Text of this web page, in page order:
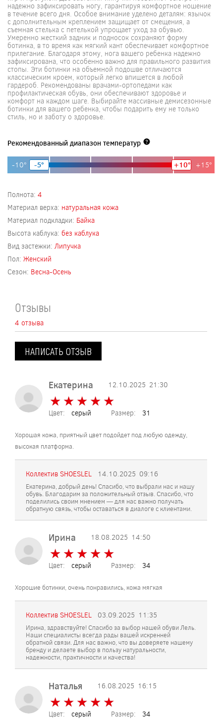
надежно зафиксировать ногу, гарантируя комфортное ношение
в течение всего дня. Особое внимание уделено деталям: язычок
с дополнительным креплением защищает от смещения, а
съемная стелька с петелькой упрощает уход за обувью.
Умеренно жесткий задник и подносок сохраняют форму
ботинка, в то время как мягкий кант обеспечивает комфортное
прилегание. Благодаря этому, нога вашего ребенка надежно
зафиксирована, что особенно важно для правильного развития
стопы. Эти ботинки на объемной подошве отличаются
классическим кроем, который легко впишется в любой
гардероб. Рекомендованы врачами-ортопедами как
профилактическая обувь, они обеспечивают здоровье и
комфорт на каждом шаге. Выбирайте массивные демисезонные
ботинки для вашего ребенка, чтобы подарить ему не только
стиль, но и заботу о здоровье.
Рекомендованный диапазон температур
-10° -5° +10° +15°
Полнота: 4
Материал верха: натуральная кожа
Материал подкладки: Байка
Высота каблука: без каблука
Вид застежки: Липучка
Пол: Женский
Сезон: Весна-Осень
Отзывы
4 отзыва
НАПИСАТЬ ОТЗЫВ
Екатерина 12.10.2025 21:30
★ ★ ★ ★ ★
★ ★ ★ ★ ★
Цвет: серый Размер: 31
Хорошая кожа, приятный цвет подойдет под любую одежду,
высокая платформа.
Коллектив SHOESLEL 14.10.2025 09:16
Екатерина, добрый день! Спасибо, что выбрали нас и нашу
обувь. Благодарим за положительный отзыв. Спасибо, что
поделились своим мнением — для нас важно получать
обратную связь, чтобы оставаться в диалоге с клиентами.
Ирина 18.08.2025 14:50
★ ★ ★ ★ ★
★ ★ ★ ★ ★
Цвет: серый Размер: 34
Хорошие ботинки, очень понравились, кожа мягкая
Коллектив SHOESLEL 03.09.2025 11:35
Ирина, здравствуйте! Спасибо за выбор нашей обуви Лель.
Наши специалисты всегда рады вашей искренней
обратной связи. Для нас важно, что вы доверяете нашему
бренду и делаете выбор в пользу натуральности,
надежности, практичности и качества!
Наталья 16.08.2025 16:15
★ ★ ★ ★ ★
★ ★ ★ ★ ★
Цвет: серый Размер: 34